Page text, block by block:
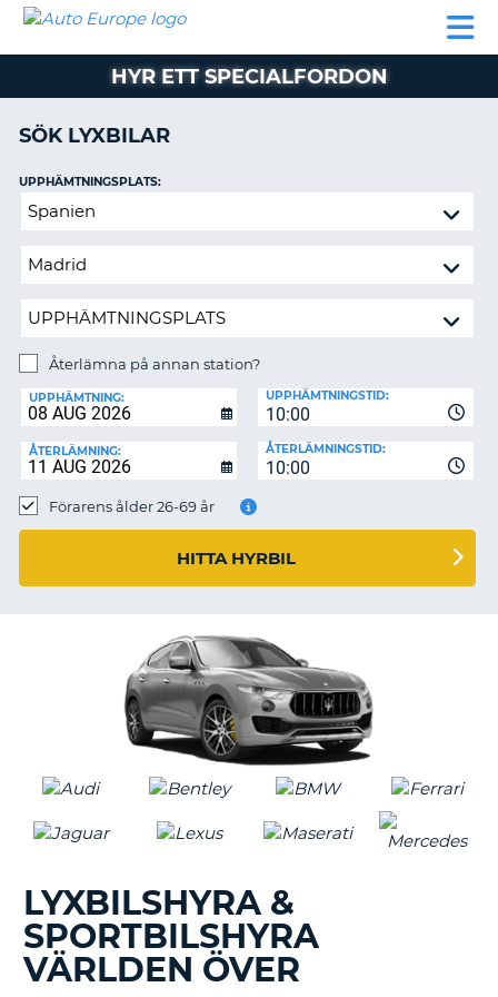
HYRBIL
HYRA
PARTNER
AUTO
EUROPE
HYRBIL
HYRA
MIN
MEDLEMSINFORMATION
BOKNING
SVERIGE
HYR ETT SPECIALFORDON
SÖK LYXBILAR
Återlämna
annan
UPPHÄMTNINGSPLATS:
Återlämna på annan station?
UPPHÄMTNING:
10:00
UPPHÄMTNINGSTID:
ÅTERLÄMNING:
10:00
ÅTERLÄMNINGSTID:
Förarens ålder 26-69 år
HITTA HYRBIL
LYXBILSHYRA &
SPORTBILSHYRA
VÄRLDEN ÖVER